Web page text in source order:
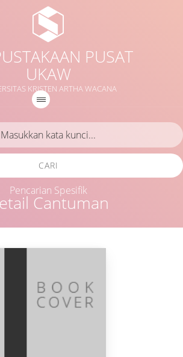
PUSAT
UKAW
KRISTEN ARTHA WACANA
Cantuman
CARI
Pencarian Spesifik